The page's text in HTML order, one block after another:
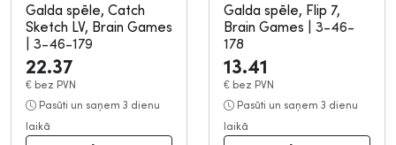
Galda spēle, Catch
Sketch LV, Brain Games
3-46-179
22.37
€ bez PVN
Pasūti un saņem 3 dienu
laikā
Galda spēle, Flip 7,
Brain Games
3-46-
178
13.41
€ bez PVN
Pasūti un saņem 3 dienu
laikā